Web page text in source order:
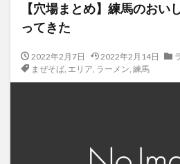
【穴場まとめ】練馬のおい
ってきた
2022年2月7日 2022年2月14日
まぜそば, エリア, ラーメン, 練馬